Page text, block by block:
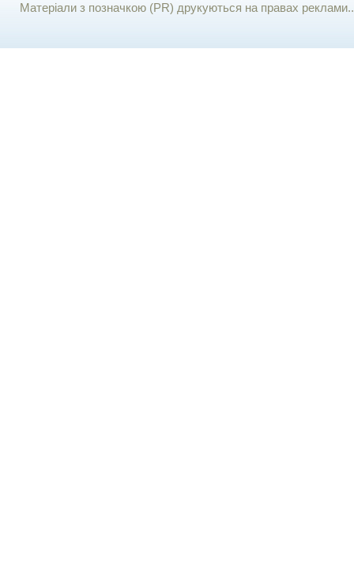
Матеріали з позначкою (PR) друкуються на правах реклами..